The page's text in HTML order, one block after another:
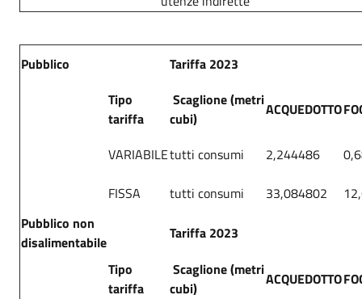
Pubblico
Tariffa 2023
Tipo
tariffa
Scaglione (metri
cubi)
ACQUEDOTTO
VARIABILEtutti consumi 2,244486
FISSA
tutti consumi 33,084802
Pubblico non
disalimentabile
Tariffa 2023
Tipo
tariffa
Scaglione (metri
cubi)
ACQUEDOTTO